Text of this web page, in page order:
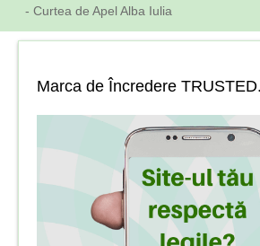
- Curtea de Apel Alba Iulia
Marca de Încredere